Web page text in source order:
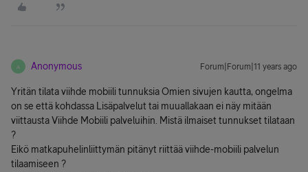
A Anonymous Forum|Forum|11 years ago
Yritän tilata viihde mobiili tunnuksia Omien sivujen kautta, ongelma
on se että kohdassa Lisäpalvelut tai muuallakaan ei näy mitään
viittausta Viihde Mobiili palveluihin. Mistä ilmaiset tunnukset tilataan
?
Eikö matkapuhelinliittymän pitänyt riittää viihde-mobiili palvelun
tilaamiseen ?